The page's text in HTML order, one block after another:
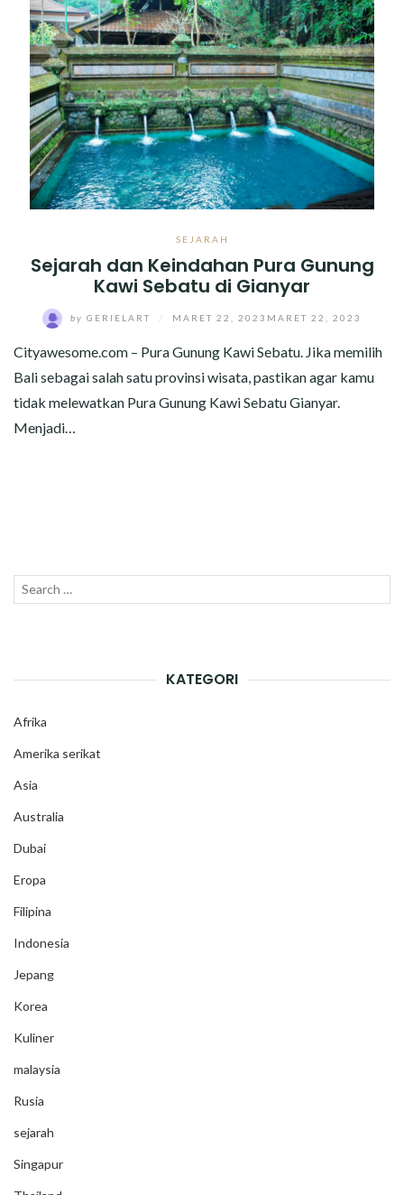
SEJARAH
Sejarah dan Keindahan Pura Gunung
Kawi Sebatu di Gianyar
by GERIELART MARET 22, 2023 MARET 22, 2023
Cityawesome.com – Pura Gunung Kawi Sebatu. Jika memilih
Bali sebagai salah satu provinsi wisata, pastikan agar kamu
tidak melewatkan Pura Gunung Kawi Sebatu Gianyar.
Menjadi…
Search
KATEGORI
Afrika
Amerika serikat
Asia
Australia
Dubai
Eropa
Filipina
Indonesia
Jepang
Korea
Kuliner
malaysia
Rusia
sejarah
Singapur